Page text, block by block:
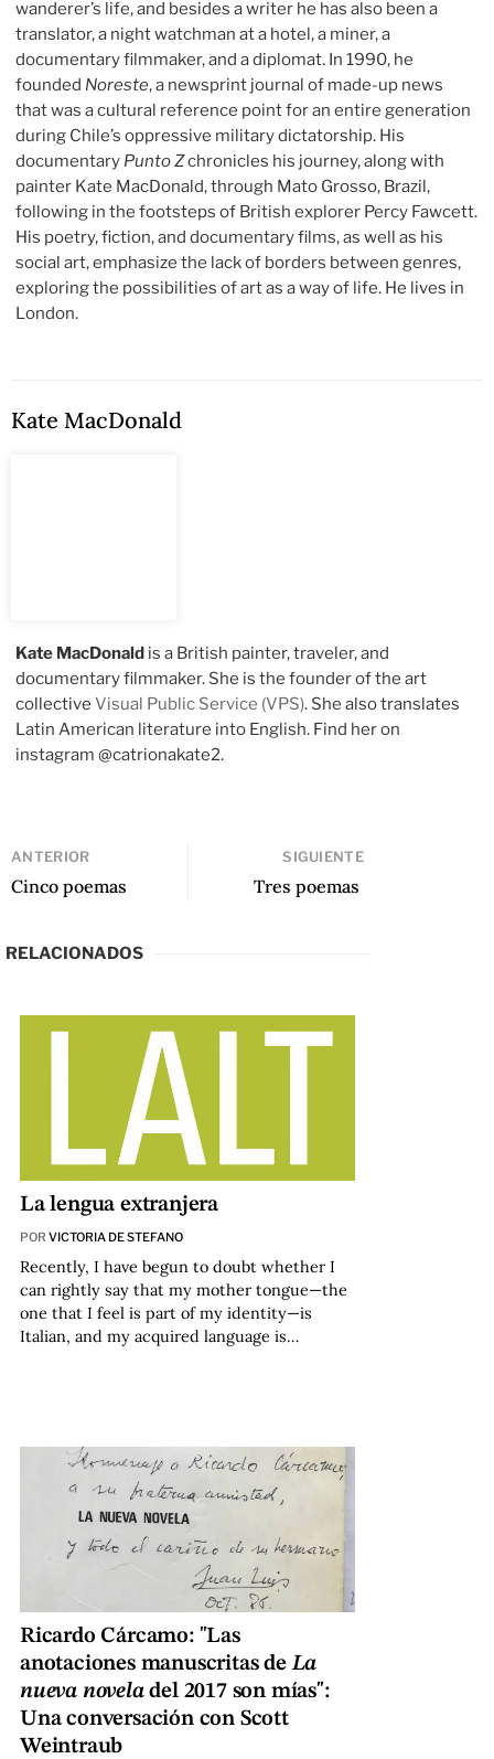
wanderer’s life, and besides a writer he has also been a
translator, a night watchman at a hotel, a miner, a
documentary filmmaker, and a diplomat. In 1990, he
founded Noreste, a newsprint journal of made-up news
that was a cultural reference point for an entire generation
during Chile’s oppressive military dictatorship. His
documentary Punto Zchronicles his journey, along with
painter Kate MacDonald, through Mato Grosso, Brazil,
following in the footsteps of British explorer Percy Fawcett.
His poetry, fiction, and documentary films, as well as his
social art, emphasize the lack of borders between genres,
exploring the possibilities of art as a way of life. He lives in
London.
Kate MacDonald
Kate MacDonald is a British painter, traveler, and
documentary filmmaker. She is the founder of the art
collectiveVisual Public Service (VPS). She also translates
Latin American literature into English. Find her on
instagram @catrionakate2.
ANTERIOR
Cinco poemas
SIGUIENTE
Tres poemas
RELACIONADOS
La lengua extranjera
POR VICTORIA DE STEFANO
Recently, I have begun to doubt whether I
can rightly say that my mother tongue—the
one that I feel is part of my identity—is
Italian, and my acquired language is…
Ricardo Cárcamo: "Las
anotaciones manuscritas deLa
nueva noveladel 2017 son mías":
Una conversación con Scott
Weintraub